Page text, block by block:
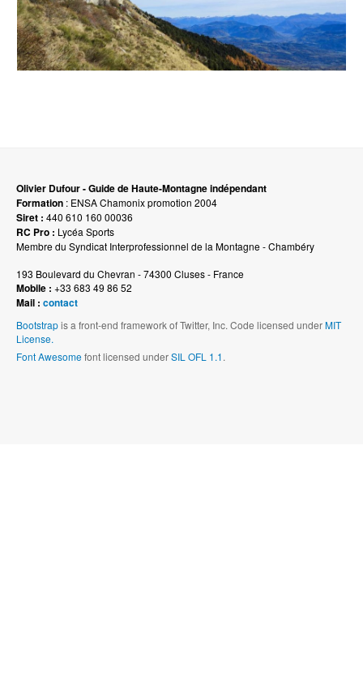
Olivier Dufour - Guide de Haute-Montagne indépendant
Formation : ENSA Chamonix promotion 2004
Siret : 440 610 160 00036
RC Pro : Lycéa Sports
Membre du Syndicat Interprofessionnel de la Montagne - Chambéry
193 Boulevard du Chevran - 74300 Cluses - France
Mobile : +33 683 49 86 52
Mail : contact
Bootstrapis a front-end framework of Twitter, Inc. Code licensed underMIT
License.
Font Awesomefont licensed underSIL OFL 1.1.